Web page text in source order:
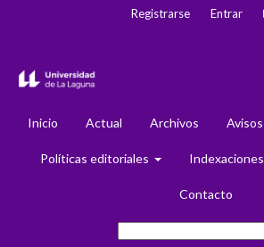
Inicio Actual Archivos Avisos
Políticas editoriales Indexaciones
Contacto
Registrarse Entrar